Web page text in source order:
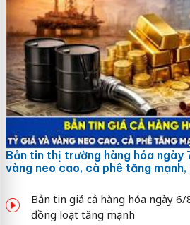
Bản tin thị trường hàng hóa
vàng neo cao, cà phê tăng
Bản tin giá cả hàng hóa ngày
đồng loạt tăng mạnh